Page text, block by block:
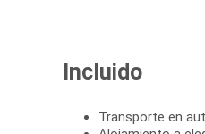
Incluido
Transporte en